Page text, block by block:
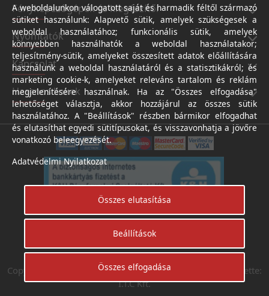
Fényképezőgépek és kiegészítői
Nyomtatók
Kapcsolat
Hasznos linkek
Árukereső.hu
Copyright © Digifotoshop - Axico-Digital Kft. 2024. Készítette:
I.T.C Kft.
A weboldalunkon válogatott saját és harmadik féltől származó
sütiket használunk: Alapvető sütik, amelyek szükségesek a
weboldal használatához; funkcionális sütik, amelyek
könnyebben használhatók a weboldal használatakor;
teljesítmény-sütik, amelyeket összesített adatok előállítására
használunk a weboldal használatáról és a statisztikákról; és
marketing cookie-k, amelyeket releváns tartalom és reklám
megjelenítésére használnak. Ha az "Összes elfogadása"
lehetőséget választja, akkor hozzájárul az összes sütik
használatához. A "Beállítások" részben bármikor elfogadhat
és elutasíthat egyedi sütitípusokat, és visszavonhatja a jövőre
vonatkozó beleegyezését.
Adatvédelmi Nyilatkozat
Összes elutasítása
Beállítások
Összes elfogadása